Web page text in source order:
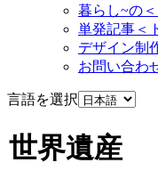
暮らし~の
単発記事＜
デザイン制
お問い合わ
言語を選択
世界遺産